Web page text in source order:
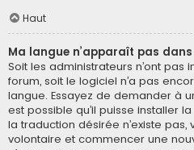
Haut
Ma langue n’apparaît pas
Soit les administrateurs n’ont pas
forum, soit le logiciel n’a pas
langue. Essayez de demander à
est possible qu’il puisse installer
la traduction désirée n’existe
volontaire et commencer une